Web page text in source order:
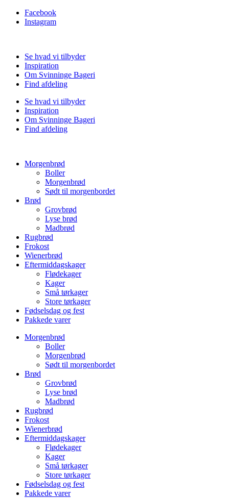
Facebook
Instagram
Se hvad vi tilbyder
Inspiration
Om Svinninge Bageri
Find afdeling
Se hvad vi tilbyder
Inspiration
Om Svinninge Bageri
Find afdeling
Morgenbrød
Boller
Morgenbrød
Sødt til morgenbordet
Brød
Grovbrød
Lyse brød
Madbrød
Rugbrød
Frokost
Wienerbrød
Eftermiddagskager
Flødekager
Kager
Små tørkager
Store tørkager
Fødselsdag og fest
Pakkede varer
Morgenbrød
Boller
Morgenbrød
Sødt til morgenbordet
Brød
Grovbrød
Lyse brød
Madbrød
Rugbrød
Frokost
Wienerbrød
Eftermiddagskager
Flødekager
Kager
Små tørkager
Store tørkager
Fødselsdag og fest
Pakkede varer